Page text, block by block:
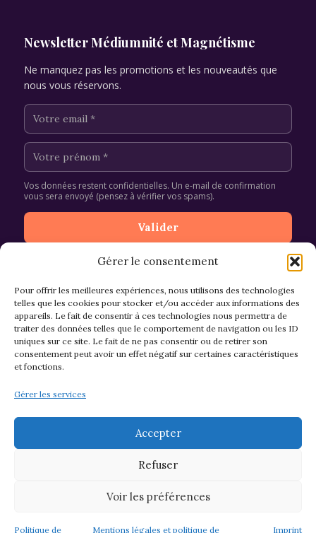
Gérer le consentement
Pour offrir les meilleures expériences, nous utilisons des technologies
telles que les cookies pour stocker et/ou accéder aux informations des
appareils. Le fait de consentir à ces technologies nous permettra de
traiter des données telles que le comportement de navigation ou les ID
uniques sur ce site. Le fait de ne pas consentir ou de retirer son
consentement peut avoir un effet négatif sur certaines caractéristiques
et fonctions.
Gérer les services
Accepter
Refuser
Voir les préférences
Politique de Mentions légales et politique de Imprint
Newsletter Médiumnité et Magnétisme
Ne manquez pas les promotions et les nouveautés que
nous vous réservons.
Vos données restent confidentielles. Un e-mail de confirmation
vous sera envoyé (pensez à vérifier vos spams).
CGV et Retours
Mentions légales & confidentialité
© 2026 Asso M&M - Thème WordPress par
Kadence WP